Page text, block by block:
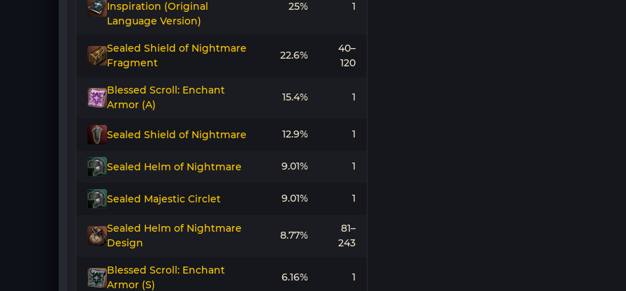
Inspiration (Original
Language Version)
25% 1
Sealed Shield of Nightmare
Fragment
22.6%
40–
120
Blessed Scroll: Enchant
Armor (A)
15.4% 1
Sealed Shield of Nightmare 12.9% 1
Sealed Helm of Nightmare 9.01% 1
Sealed Majestic Circlet 9.01% 1
Sealed Helm of Nightmare
Design
8.77%
81–
243
Blessed Scroll: Enchant
Armor (S)
6.16% 1